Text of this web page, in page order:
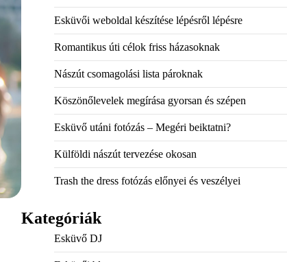
Esküvői weboldal készítése lépésről lépésre
Romantikus úti célok friss házasoknak
Nászút csomagolási lista pároknak
Köszönőlevelek megírása gyorsan és szépen
Esküvő utáni fotózás – Megéri beiktatni?
Külföldi nászút tervezése okosan
Trash the dress fotózás előnyei és veszélyei
Kategóriák
Esküvő DJ